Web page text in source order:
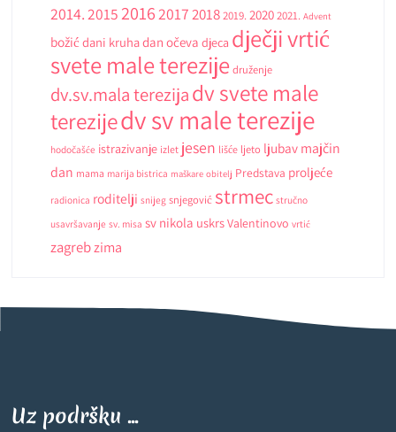
2014.2015201620172018 2019. 2020 2021. Advent
božić dani kruhadan očeva djeca dječji vrtić
svete male terezije druženje
dv.sv.mala terezijadv svete male
terezijedv sv male terezije
hodočašće istrazivanje izlet jesen lišće ljeto ljubav majčin
dan mama marija bistrica maškare obitelj Predstava proljeće
radionica roditelji snijeg snjegović strmec stručno
usavršavanje sv. misa sv nikola uskrsValentinovo vrtić
zagrebzima
Uz podršku ...